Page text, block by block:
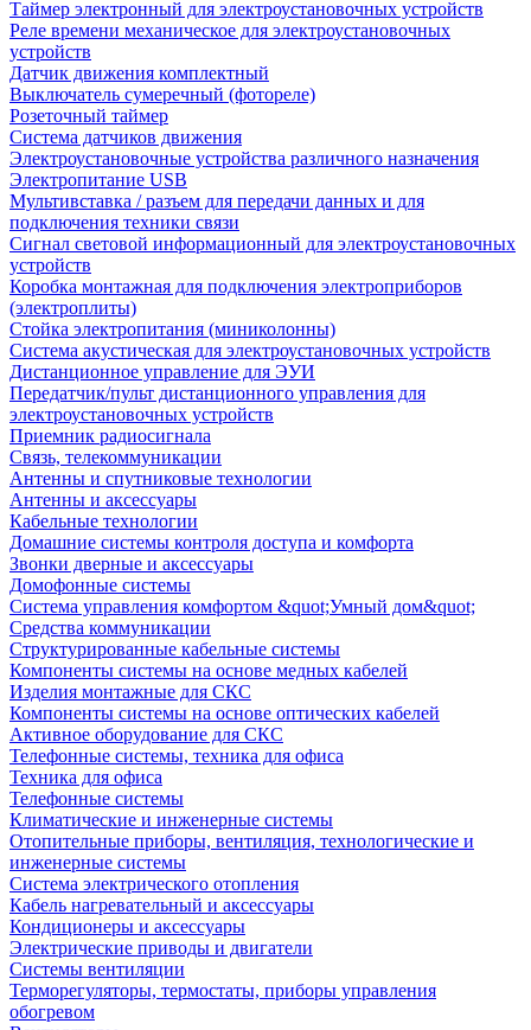
Таймер электронный для электроустановочных устройств
Реле времени механическое для электроустановочных
устройств
Датчик движения комплектный
Выключатель сумеречный (фотореле)
Розеточный таймер
Система датчиков движения
Электроустановочные устройства различного назначения
Электропитание USB
Мультивставка / разъем для передачи данных и для
подключения техники связи
Сигнал световой информационный для электроустановочных
устройств
Коробка монтажная для подключения электроприборов
(электроплиты)
Стойка электропитания (миниколонны)
Система акустическая для электроустановочных устройств
Дистанционное управление для ЭУИ
Передатчик/пульт дистанционного управления для
электроустановочных устройств
Приемник радиосигнала
Связь, телекоммуникации
Антенны и спутниковые технологии
Антенны и аксессуары
Кабельные технологии
Домашние системы контроля доступа и комфорта
Звонки дверные и аксессуары
Домофонные системы
Система управления комфортом &quot;Умный дом&quot;
Средства коммуникации
Структурированные кабельные системы
Компоненты системы на основе медных кабелей
Изделия монтажные для СКС
Компоненты системы на основе оптических кабелей
Активное оборудование для СКС
Телефонные системы, техника для офиса
Техника для офиса
Телефонные системы
Климатические и инженерные системы
Отопительные приборы, вентиляция, технологические и
инженерные системы
Система электрического отопления
Кабель нагревательный и аксессуары
Кондиционеры и аксессуары
Электрические приводы и двигатели
Системы вентиляции
Терморегуляторы, термостаты, приборы управления
обогревом